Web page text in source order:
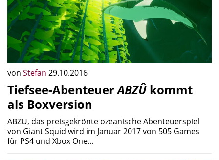
von Stefan 29.10.2016
Tiefsee-AbenteuerABZÛ kommt
als Boxversion
ABZU, das preisgekrönte ozeanische Abenteuerspiel
von Giant Squid wird im Januar 2017 von 505 Games
für PS4 und Xbox One...